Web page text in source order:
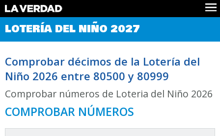
Comprobar Loteria del Niño
Premios
Noticias
Datos
Historia
LOTERÍA DEL NIÑO 2027
Comprobar décimos de la Lotería del
Niño 2026 entre 80500 y 80999
Comprobar números de Loteria del Niño 2026
COMPROBAR NÚMEROS